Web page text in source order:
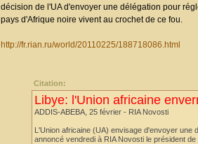
décision de l'UA d'envoyer une délégation pour
pays d'Afrique noire vivent au crochet de ce fou.
http://fr.rian.ru/world/20110225/188718086.html
Citation:
Libye: l'Union africaine
ADDIS-ABEBA, 25 février - RIA Novosti
L'Union africaine (UA) envisage d'envoyer une
annoncé vendredi à RIA Novosti le président